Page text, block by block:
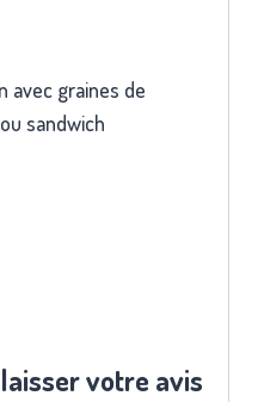
avec graines de
sandwich
votre avis